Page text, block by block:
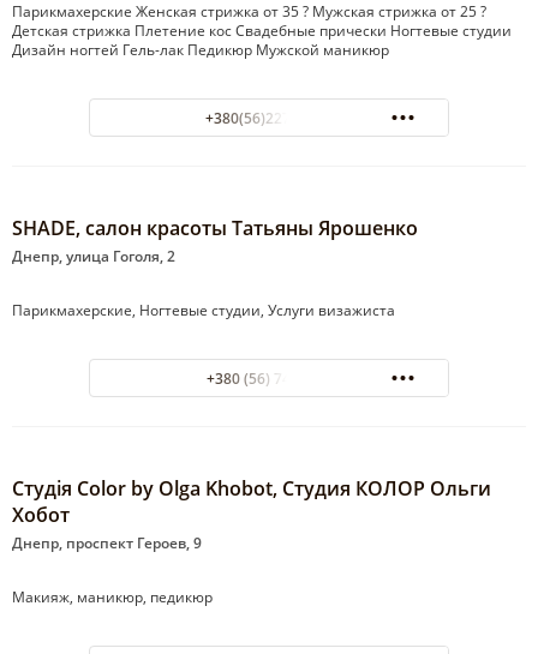
Парикмахерские Женская стрижка от 35 ? Мужская стрижка от 25 ?
Детская стрижка Плетение кос Свадебные прически Ногтевые студии
Дизайн ногтей Гель-лак Педикюр Мужской маникюр
+380(56)227-59-67
SHADE, салон красоты Татьяны Ярошенко
Днепр, улица Гоголя, 2
Парикмахерские, Ногтевые студии, Услуги визажиста
+380 (56) 7450252
Студія Color by Olga Khobot, Студия КОЛОР Ольги
Хобот
Днепр, проспект Героев, 9
Макияж, маникюр, педикюр